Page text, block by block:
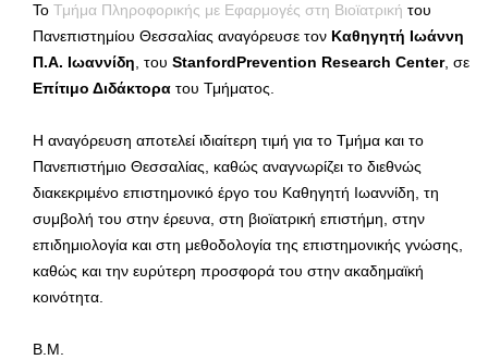
Το Τμήμα Πληροφορικής με Εφαρμογές στη Βιοϊατρική του
Πανεπιστημίου Θεσσαλίας αναγόρευσε τον Καθηγητή Ιωάννη
Π.Α. Ιωαννίδη, του StanfordPrevention Research Center, σε
Επίτιμο Διδάκτορα του Τμήματος.
Η αναγόρευση αποτελεί ιδιαίτερη τιμή για το Τμήμα και το
Πανεπιστήμιο Θεσσαλίας, καθώς αναγνωρίζει το διεθνώς
διακεκριμένο επιστημονικό έργο του Καθηγητή Ιωαννίδη, τη
συμβολή του στην έρευνα, στη βιοϊατρική επιστήμη, στην
επιδημιολογία και στη μεθοδολογία της επιστημονικής γνώσης,
καθώς και την ευρύτερη προσφορά του στην ακαδημαϊκή
κοινότητα.
Β.Μ.